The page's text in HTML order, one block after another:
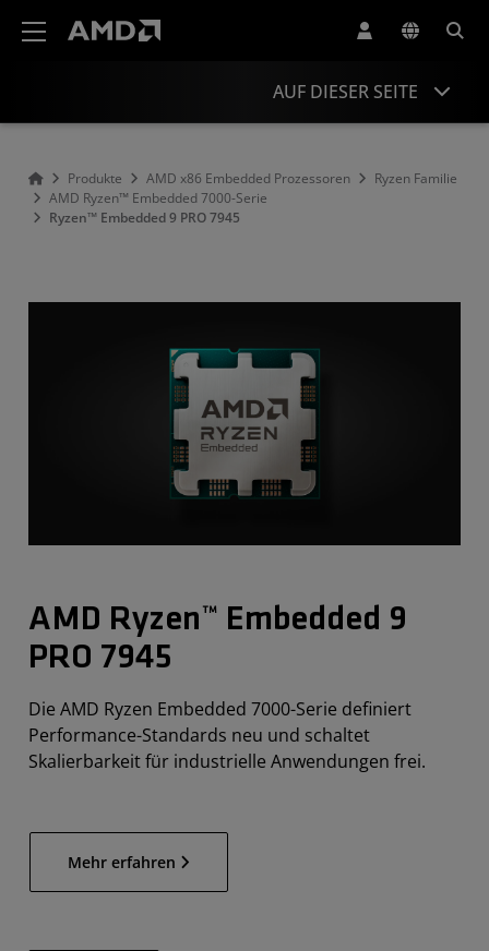
AUF DIESER SEITE
Produkte AMD x86 Embedded Prozessoren
Ryzen Familie
AMD Ryzen™ Embedded 7000-Serie
Ryzen™ Embedded 9 PRO 7945
AMD Ryzen™ Embedded 9
PRO 7945
Die AMD Ryzen Embedded 7000-Serie definiert
Performance-Standards neu und schaltet
Skalierbarkeit für industrielle Anwendungen frei.
Mehr erfahren